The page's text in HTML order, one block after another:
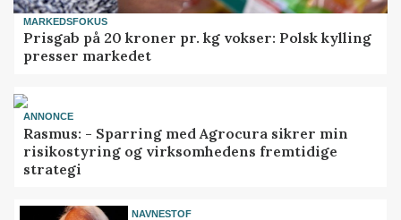
MARKEDSFOKUS
Prisgab på 20 kroner pr. kg vokser: Polsk kylling
presser markedet
ANNONCE
Rasmus: - Sparring med Agrocura sikrer min
risikostyring og virksomhedens fremtidige
strategi
NAVNESTOF